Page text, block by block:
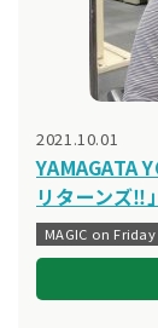
2021.10.01
YAMAGATA
リターンズ‼」
MAGIC on Friday